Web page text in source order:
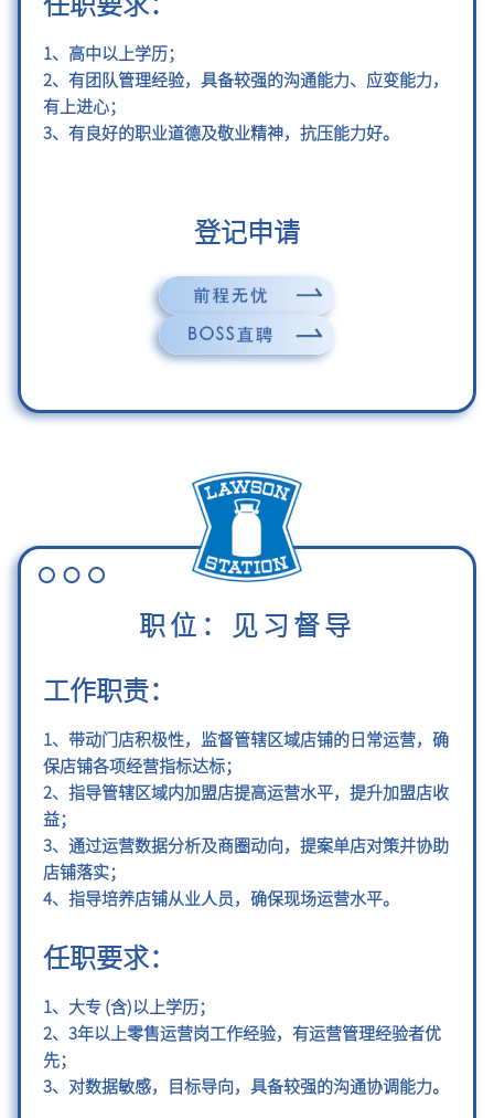
1、高中以上学历；
2、有团队管理经验，具备较强的沟通能力、应变能力，
有上进心；
3、有良好的职业道德及敬业精神，抗压能力好。
登记申请
职位：见习督导
工作职责：
1、带动门店积极性，监督管辖区域店铺的日常运营，确
保店铺各项经营指标达标；
2、指导管辖区域内加盟店提高运营水平，提升加盟店收
益；
3、通过运营数据分析及商圈动向，提案单店对策并协助
店铺落实；
4、指导培养店铺从业人员，确保现场运营水平。
任职要求：
1、大专 (含)以上学历；
2、3年以上零售运营岗工作经验，有运营管理经验者优
先；
3、对数据敏感，目标导向，具备较强的沟通协调能力。